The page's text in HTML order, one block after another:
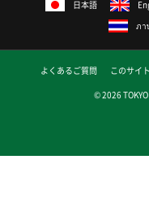
日本語
ภา
よくあるご質問 このサイ
© 2026